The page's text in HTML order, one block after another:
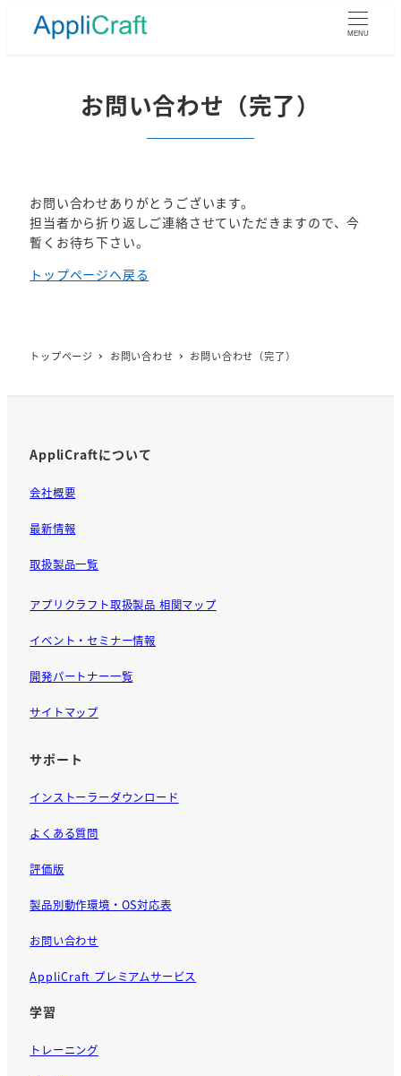
MENU
お問い合わせ（完了）
お問い合わせありがとうございます。
担当者から折り返しご連絡させていただきますので、今
暫くお待ち下さい。
トップページへ戻る
トップページ お問い合わせ お問い合わせ（完了）
AppliCraftについて
会社概要
最新情報
取扱製品一覧
アプリクラフト取扱製品 相関マップ
イベント・セミナー情報
開発パートナー一覧
サイトマップ
サポート
インストーラーダウンロード
よくある質問
評価版
製品別動作環境・OS対応表
お問い合わせ
AppliCraft プレミアムサービス
学習
トレーニング